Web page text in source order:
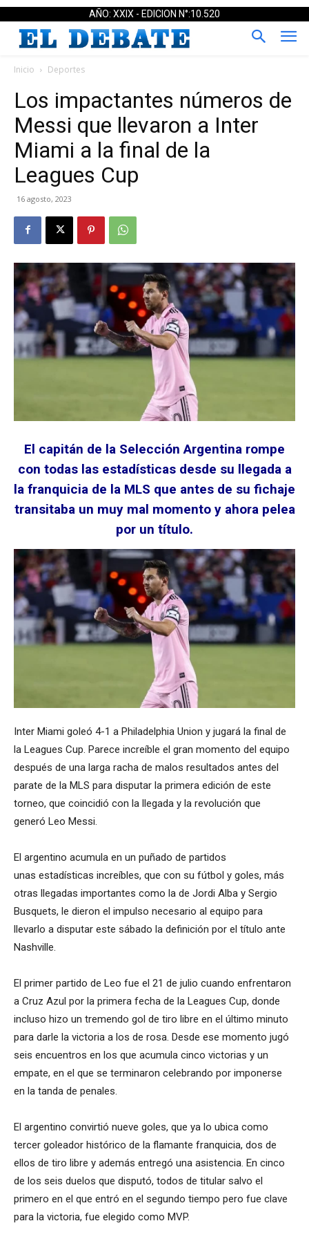
AÑO: XXIX - EDICION N°:10.520
Inicio Deportes
Los impactantes números de
Messi que llevaron a Inter
Miami a la final de la
Leagues Cup
16 agosto, 2023
El capitán de la Selección Argentina rompe
con todas las estadísticas desde su llegada a
la franquicia de la MLS que antes de su fichaje
transitaba un muy mal momento y ahora pelea
por un título.
Inter Miami goleó 4-1 a Philadelphia Union y jugará la final de
la Leagues Cup. Parece increíble el gran momento del equipo
después de una larga racha de malos resultados antes del
parate de la MLS para disputar la primera edición de este
torneo, que coincidió con la llegada y la revolución que
generó Leo Messi.
El argentino acumula en un puñado de partidos
unas estadísticas increíbles, que con su fútbol y goles, más
otras llegadas importantes como la de Jordi Alba y Sergio
Busquets, le dieron el impulso necesario al equipo para
llevarlo a disputar este sábado la definición por el título ante
Nashville.
El primer partido de Leo fue el 21 de julio cuando enfrentaron
a Cruz Azul por la primera fecha de la Leagues Cup, donde
incluso hizo un tremendo gol de tiro libre en el último minuto
para darle la victoria a los de rosa. Desde ese momento jugó
seis encuentros en los que acumula cinco victorias y un
empate, en el que se terminaron celebrando por imponerse
en la tanda de penales.
El argentino convirtió nueve goles, que ya lo ubica como
tercer goleador histórico de la flamante franquicia, dos de
ellos de tiro libre y además entregó una asistencia. En cinco
de los seis duelos que disputó, todos de titular salvo el
primero en el que entró en el segundo tiempo pero fue clave
para la victoria, fue elegido como MVP.